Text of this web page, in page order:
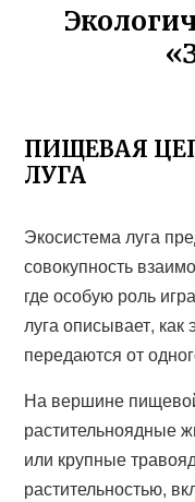
ПИЩЕВАЯ
ЛУГА
Экосистема луга
совокупность
где особую роль
луга описывает,
передаются от
На вершине
растительноядные
или крупные
растительностью,